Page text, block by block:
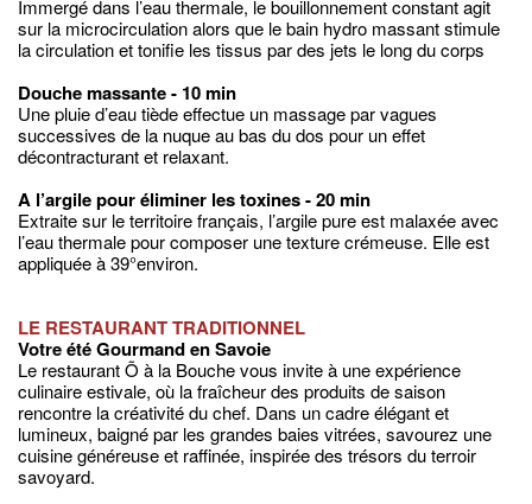
Immergé dans l’eau thermale, le bouillonnement constant agit
sur la microcirculation alors que le bain hydro massant stimule
la circulation et tonifie les tissus par des jets le long du corps
Douche massante - 10 min
Une pluie d’eau tiède effectue un massage par vagues
successives de la nuque au bas du dos pour un effet
décontracturant et relaxant.
A l’argile pour éliminer les toxines - 20 min
Extraite sur le territoire français, l’argile pure est malaxée avec
l’eau thermale pour composer une texture crémeuse. Elle est
appliquée à 39°environ.
LE RESTAURANT TRADITIONNEL
Votre été Gourmand en Savoie
Le restaurant Õ à la Bouche vous invite à une expérience
culinaire estivale, où la fraîcheur des produits de saison
rencontre la créativité du chef. Dans un cadre élégant et
lumineux, baigné par les grandes baies vitrées, savourez une
cuisine généreuse et raffinée, inspirée des trésors du terroir
savoyard.